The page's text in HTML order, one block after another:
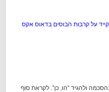
ולהגיד “הו, כן”. לקראת סוף